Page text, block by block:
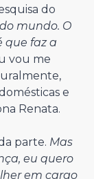
do
mundo. O
que faz a
vou me
e
Renata.
parte. Mas
eu quero
em cargo